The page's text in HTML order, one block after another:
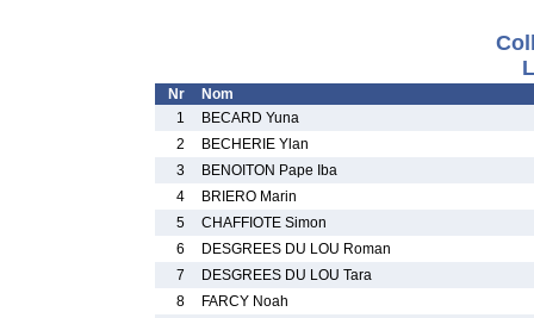
Nr
Nom
1
BECARD Yuna
2
BECHERIE Ylan
3
BENOITON Pape Iba
4
BRIERO Marin
5
CHAFFIOTE Simon
6
DESGREES DU LOU Roman
7
DESGREES DU LOU Tara
8
FARCY Noah